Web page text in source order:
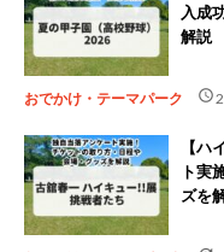
入成
解説
おでかけ・テーマパーク schedule
【
ト実
ズを